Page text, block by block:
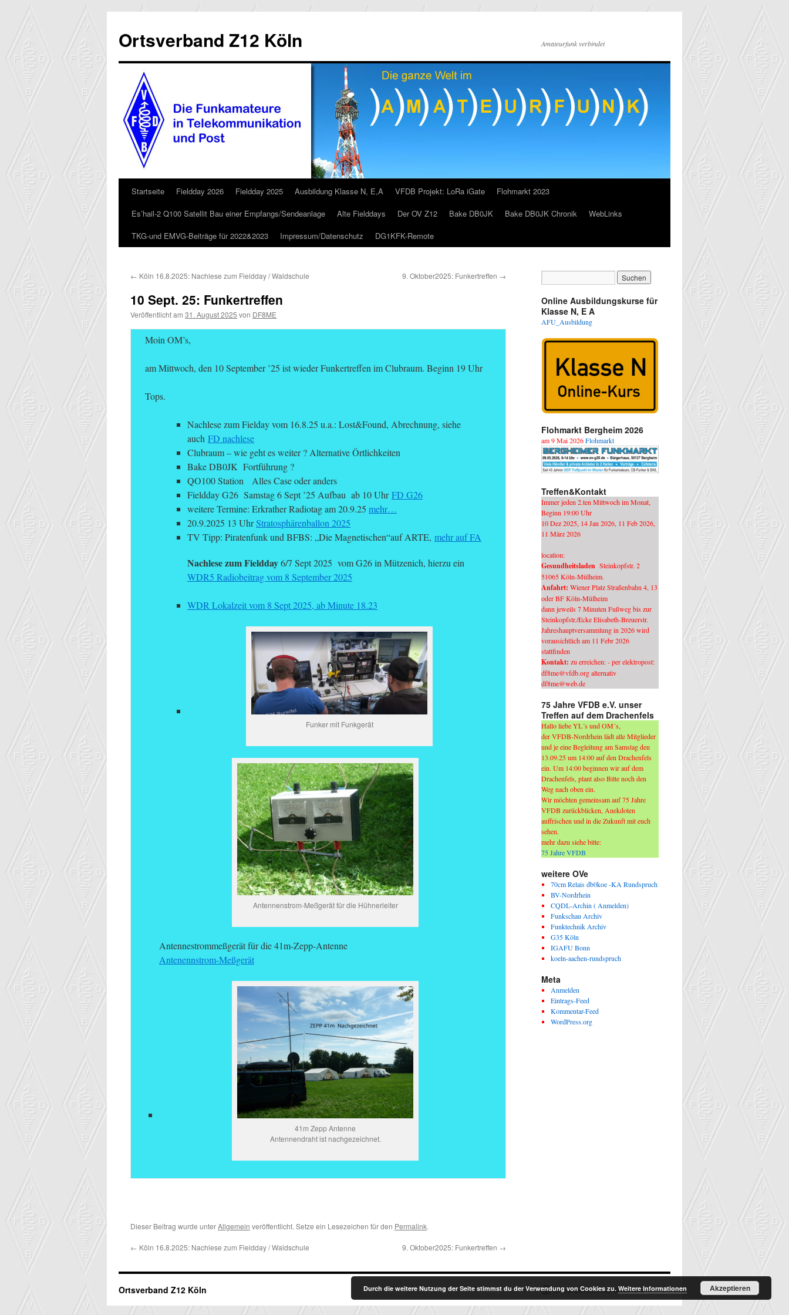
springen
Ortsverband Z12 Köln Amateurfunk verbindet
Startseite Fieldday 2026 Fieldday 2025 Ausbildung Klasse N, E,A VFDB Projekt: LoRa iGate
Flohmarkt 2023
Es’hail-2 Q100 Satellit Bau einer Empfangs/Sendeanlage
Alte Fielddays Der OV Z12 Bake DB0JK Bake DB0JK Chronik
WebLinks
TKG-und EMVG-Beiträge für 2022&2023
Impressum/Datenschutz DG1KFK-Remote
← Köln 16.8.2025: Nachlese zum Fieldday / Waldschule 9. Oktober2025: Funkertreffen →
10 Sept. 25: Funkertreffen
Veröffentlicht am 31. August 2025 von DF8ME
Moin OM’s,
am Mittwoch, den 10 September ’25 ist wieder Funkertreffen im Clubraum. Beginn 19 Uhr
Tops.
Nachlese zum Fielday vom 16.8.25 u.a.: Lost&Found, Abrechnung, siehe
auch FD nachlese
Clubraum – wie geht es weiter ? Alternative Örtlichkeiten
Bake DB0JK Fortführung ?
QO100 Station Alles Case oder anders
Fieldday G26 Samstag 6 Sept ’25 Aufbau ab 10 UhrFD G26
weitere Termine: Erkrather Radiotag am 20.9.25 mehr…
20.9.2025 13 UhrStratosphärenballon 2025
TV Tipp: Piratenfunk und BFBS: „Die Magnetischen“auf ARTE, mehr auf FA
Nachlese zum Fieldday6/7 Sept 2025 vom G26 in Mützenich, hierzu ein
WDR5 Radiobeitrag vom 8 September 2025
WDR Lokalzeit vom 8 Sept 2025, ab Minute 18.23
Funker mit Funkgerät
Antennenstrom-Meßgerät für die Hühnerleiter
Antennestrommeßgerät für die 41m-Zepp-Antenne
Antenennstrom-Meßgerät
41m Zepp Antenne
Antennendraht ist nachgezeichnet.
Dieser Beitrag wurde unterAllgemein veröffentlicht. Setze ein Lesezeichen für den Permalink.
← Köln 16.8.2025: Nachlese zum Fieldday / Waldschule 9. Oktober2025: Funkertreffen →
Online Ausbildungskurse für
Klasse N, E A
AFU_Ausbildung
Flohmarkt Bergheim 2026
am 9 Mai 2026Flohmarkt
Treffen&Kontakt
Immer jeden 2.ten Mittwoch im Monat,
Beginn 19:00 Uhr
10 Dez 2025, 14 Jan 2026, 11 Feb 2026,
11 März 2026
location:
Gesundheitsladen Steinkopfstr. 2
51065 Köln-Mülheim.
Anfahrt: Wiener Platz Straßenbahn 4, 13
oder BF Köln-Mülheim
dann jeweils 7 Minuten Fußweg bis zur
Steinkopfstr./Ecke Elisabeth-Breuerstr.
Jahreshauptversammlung in 2026 wird
vorausichtlich am 11 Febr 2026
stattfinden
Kontakt: zu erreichen: - per elektropost:
df8me@vfdb.org alternativ
df8me@web.de
75 Jahre VFDB e.V. unser
Treffen auf dem Drachenfels
Hallo liebe YL´s und OM´s,
der VFDB-Nordrhein lädt alle Mitglieder
und je eine Begleitung am Samstag den
13.09.25 um 14:00 auf den Drachenfels
ein. Um 14:00 beginnen wir auf dem
Drachenfels, plant also Bitte noch den
Weg nach oben ein.
Wir möchten gemeinsam auf 75 Jahre
VFDB zurückblicken, Anekdoten
auffrischen und in die Zukunft mit euch
sehen.
mehr dazu siehe bitte:
75 Jahre VFDB
weitere OVe
70cm Relais db0koe -KA Rundspruch
BV-Nordrhein
CQDL-Archin ( Anmelden)
Funkschau Archiv
Funktechnik Archiv
G35 Köln
IGAFU Bonn
koeln-aachen-rundspruch
Meta
Anmelden
Eintrags-Feed
Kommentar-Feed
WordPress.org
Ortsverband Z12 Köln Stolz präsentiert von WordPress.
Durch die weitere Nutzung der Seite stimmst du der Verwendung von Cookies zu. Weitere Informationen Akzeptieren